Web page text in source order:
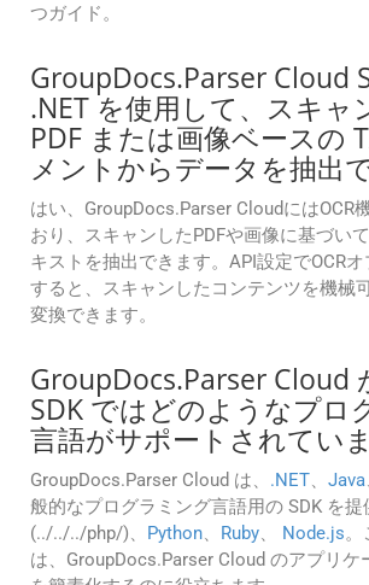
つガイド。
GroupDocs.Parser Cloud
.NET を使用して、スキャ
PDF または画像ベースの
メントからデータを抽出
はい、GroupDocs.Parser CloudにはOCR
おり、スキャンしたPDFや画像に基づい
キストを抽出できます。API設定でOCR
すると、スキャンしたコンテンツを機械
変換できます。
GroupDocs.Parser Cloud
SDK ではどのようなプロ
言語がサポートされてい
GroupDocs.Parser Cloud は、 .NET、 Java
般的なプログラミング言語用の SDK を提
(../../../php/)、 Python、 Ruby、 Node.js。
は、GroupDocs.Parser Cloud のアプリケ